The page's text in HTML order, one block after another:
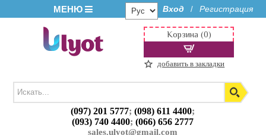
МЕНЮ Вход / Регистрация
(097) 201 5777;(098) 611 4400;
(093) 740 4400;(066) 656 2777
sales.ulyot@gmail.com
Корзина (0)
добавить в закладки